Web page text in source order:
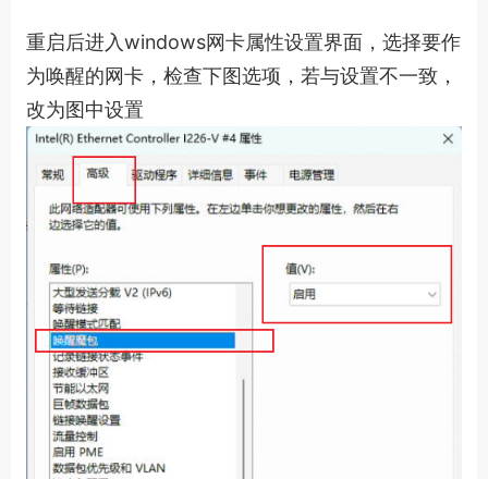
重启后进入windows网卡属性设置界面，选择要作
为唤醒的网卡，检查下图选项，若与设置不一致，
改为图中设置